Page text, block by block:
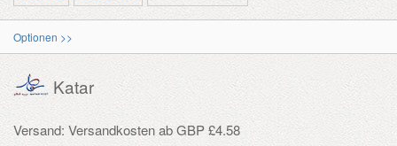
Optionen >>
Katar
Versand: Versandkosten ab GBP £4.58